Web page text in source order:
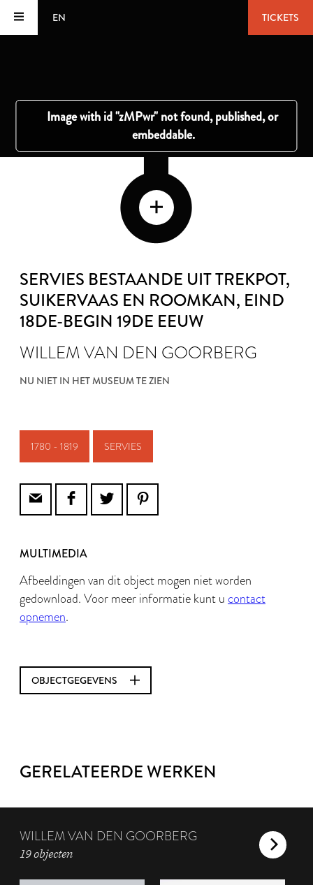
EN TICKETS
SERVIES BESTAANDE UIT TREKPOT,
SUIKERVAAS EN ROOMKAN, EIND
18DE-BEGIN 19DE EEUW
WILLEM VAN DEN GOORBERG
NU NIET IN HET MUSEUM TE ZIEN
1780 - 1819 SERVIES
MULTIMEDIA
Afbeeldingen van dit object mogen niet worden
gedownload. Voor meer informatie kunt u contact
opnemen.
OBJECTGEGEVENS
GERELATEERDE WERKEN
WILLEM VAN DEN GOORBERG
19 objecten